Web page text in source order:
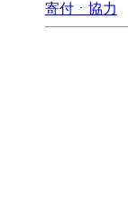
寄付ㆍ協力